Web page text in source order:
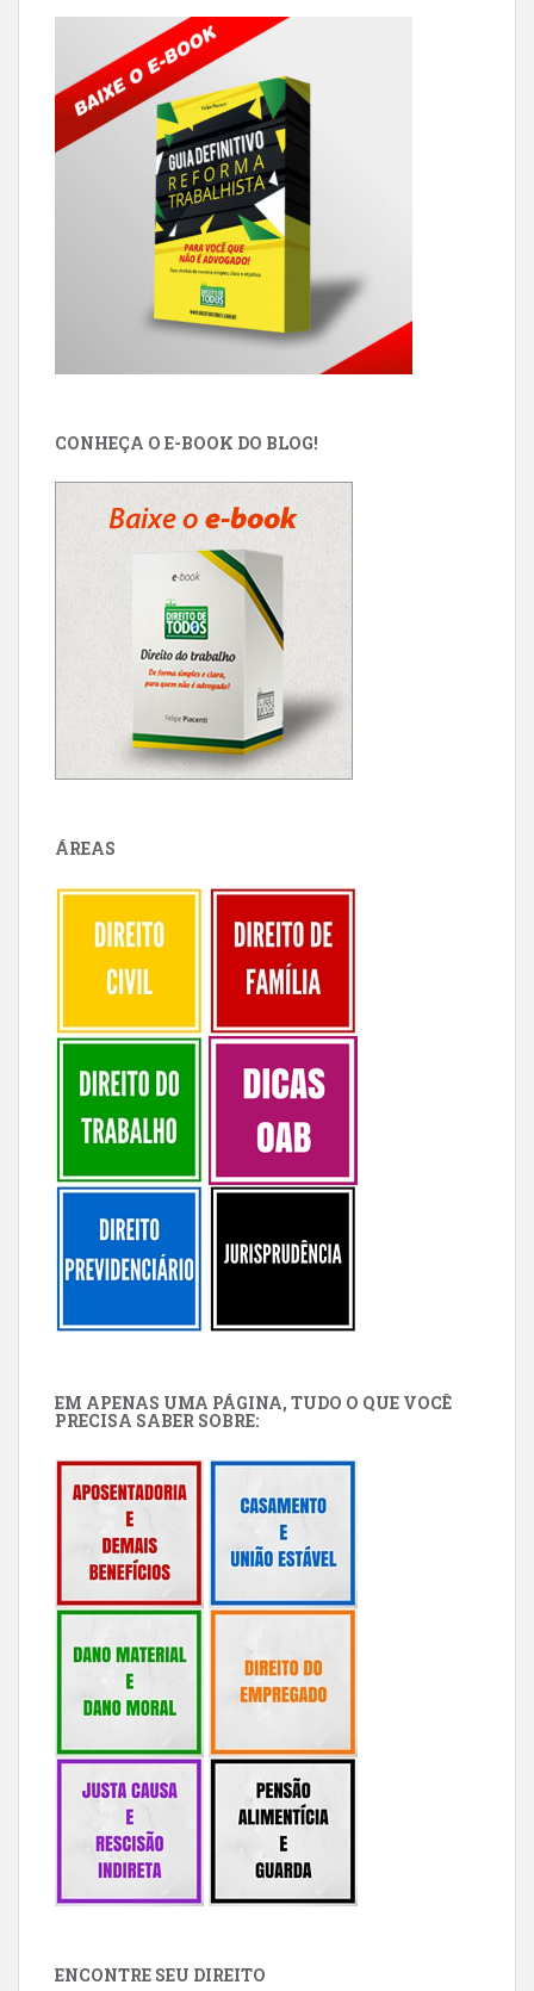
CONHEÇA O E-BOOK DO BLOG!
ÁREAS
EM APENAS UMA PÁGINA, TUDO O QUE VOCÊ
PRECISA SABER SOBRE:
ENCONTRE SEU DIREITO